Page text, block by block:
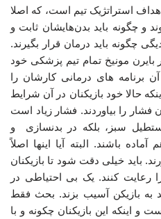
استراتژیک تیم است، که اصلا
و چگونه باید بدن‌هایشان ثابت و
چگونه باید درمان قرار بگیرند.
بایرن مونیخ تمام تیم پزشکی خود
برنامه های درمانی کارشان را
حالا خود بازیکنان در آن شرایط
را بیاوردند. فشار زیاد است
سبز، بلکه در بدنسازی و
باشند. البته آیا اینها اصلاً
باید خیلی دقت شود تا بازیکنان
کنند. یک بی احتیاطی در
به بازیکن آسیب بزند. بحث فقط
اینکه این بازیکنان چکونه و با